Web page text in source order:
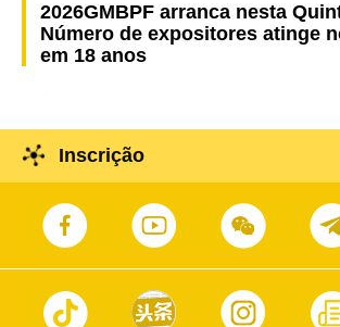
2026GMBPF arranca nesta
Número de expositores atinge
em 18 anos
Inscrição